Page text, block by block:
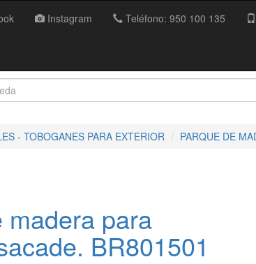
Instagram Teléfono: 950 100 135
- TOBOGANES PARA EXTERIOR PARQUE DE
madera para
BR801501